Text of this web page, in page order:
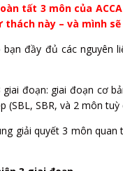
tất 3 môn của
thách này – và mình
đầy đủ các nguyên
đoạn: giai đoạn cơ
(SBL, SBR, và 2 môn
giải quyết 3 môn